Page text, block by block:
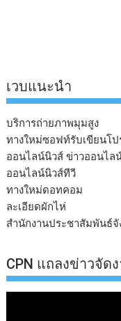
เวบแนะนำ
บริการถ่ายภาพมุมสูง
ทางใหม่ซอฟท์รับเขียนโ
ออนไลน์นิวส์ ข่าวออนไล
ออนไลน์นิวส์ทีวี
ทางใหม่ดอทคอม
ละเอียดผักไห่
สำนักงานประชาสัมพันธ์
CPN แถลงข่าวจัด